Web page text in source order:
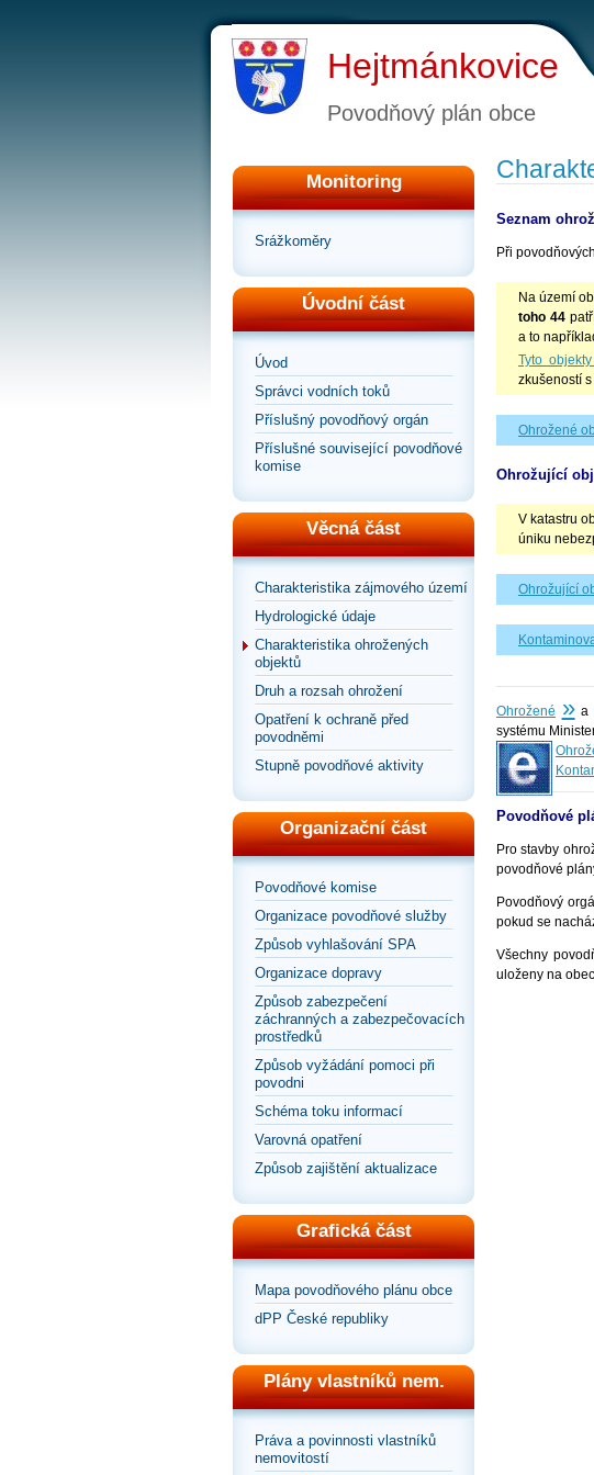
Hejtmánkovice
Povodňový plán obce
Monitoring
Srážkoměry
Úvodní část
Úvod
Správci vodních toků
Příslušný povodňový orgán
Příslušné související povodňové
komise
Věcná část
Charakteristika zájmového území
Hydrologické údaje
Charakteristika ohrožených
objektů
Druh a rozsah ohrožení
Opatření k ochraně před
povodněmi
Stupně povodňové aktivity
Organizační část
Povodňové komise
Organizace povodňové služby
Způsob vyhlašování SPA
Organizace dopravy
Způsob zabezpečení
záchranných a zabezpečovacích
prostředků
Způsob vyžádání pomoci při
povodni
Schéma toku informací
Varovná opatření
Způsob zajištění aktualizace
Grafická část
Mapa povodňového plánu obce
dPP České republiky
Plány vlastníků nem.
Práva a povinnosti vlastníků
nemovitostí
Seznam
Při
Na území
toho 44
a to
Tyto
zkušeností
Ohrožené
Ohrožující
V katastru
úniku
Ohrožující
Ohrožené »a
systému
Povodňové
Pro stavby
povodňové
Povodňový
pokud se
Všechny
uloženy na